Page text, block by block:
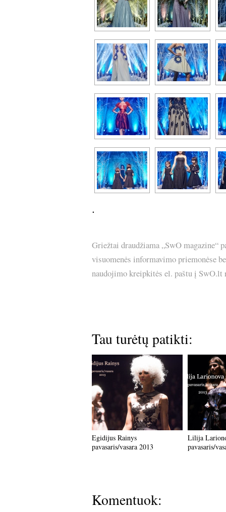
.
Griežtai draudžiama „SwO magazine“
visuomenės informavimo priemonėse
naudojimo kreipkitės el. paštu į
Tau turėtų patikti:
Egidijus Rainys
pavasaris/vasara 2013
Lilija
pavasaris/
Komentuok: